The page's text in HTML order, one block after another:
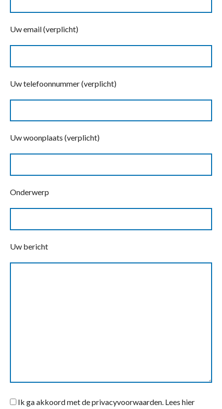
Uw email (verplicht)
Uw telefoonnummer (verplicht)
Uw woonplaats (verplicht)
Onderwerp
Uw bericht
Ik ga akkoord met de privacyvoorwaarden. Lees hier